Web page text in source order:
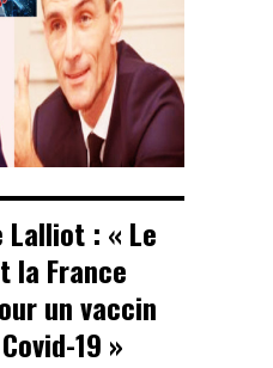
Lalliot : « Le
la France
un vaccin
19 »